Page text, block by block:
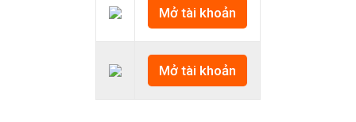
Mở tài khoản
Mở tài khoản